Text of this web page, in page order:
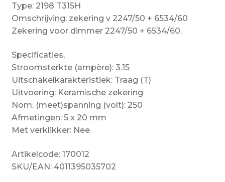
Type: 2198 T315H
Omschrijving: zekering v 2247/50 + 6534/60
Zekering voor dimmer 2247/50 + 6534/60.
Specificaties,
Stroomsterkte (ampère): 3.15
Uitschakelkarakteristiek: Traag (T)
Uitvoering: Keramische zekering
Nom. (meet)spanning (volt): 250
Afmetingen: 5 x 20 mm
Met verklikker: Nee
Artikelcode: 170012
SKU/EAN: 4011395035702